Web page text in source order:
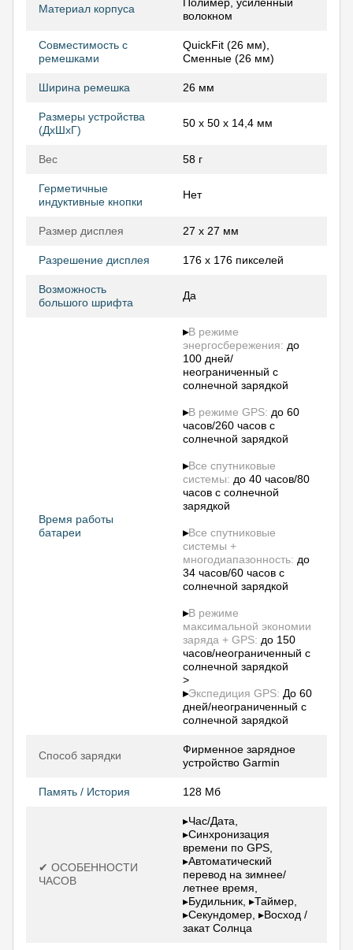
Материал корпуса
Полимер, усиленный
волокном
Совместимость с
ремешками
QuickFit (26 мм),
Сменные (26 мм)
Ширина ремешка 26 мм
Размеры устройства
(ДхШхГ)
50 x 50 x 14,4 мм
Вес 58 г
Герметичные
индуктивные кнопки
Нет
Размер дисплея 27 x 27 мм
Разрешение дисплея 176 х 176 пикселей
Возможность
большого шрифта
Да
Время работы
батареи
▸В режиме
энергосбережения: до
100 дней/
неограниченный с
солнечной зарядкой
▸В режиме GPS: до 60
часов/260 часов с
солнечной зарядкой
▸Все спутниковые
системы: до 40 часов/80
часов с солнечной
зарядкой
▸Все спутниковые
системы +
многодиапазонность: до
34 часов/60 часов с
солнечной зарядкой
▸В режиме
максимальной экономии
заряда + GPS: до 150
часов/неограниченный с
солнечной зарядкой
>
▸Экспедиция GPS: До 60
дней/неограниченный с
солнечной зарядкой
Способ зарядки
Фирменное зарядное
устройство Garmin
Память / История 128 Мб
✔ ОСОБЕННОСТИ
ЧАСОВ
▸Час/Дата,
▸Синхронизация
времени по GPS,
▸Автоматический
перевод на зимнее/
летнее время,
▸Будильник, ▸Таймер,
▸Секундомер, ▸Восход /
закат Солнца